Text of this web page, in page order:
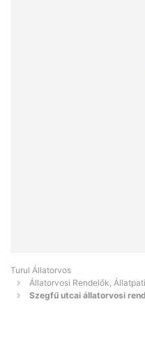
Turul Állatorvos
Állatorvosi Rendelők,
Szegfű utcai állatorvosi